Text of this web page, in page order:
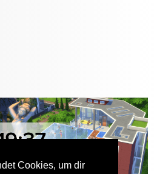
Cookies, um dir